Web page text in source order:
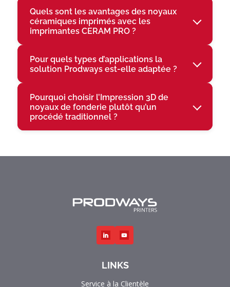
Quels sont les avantages des noyaux
céramiques imprimés avec les
imprimantes CERAM PRO ?
Pour quels types d’applications la
solution Prodways est-elle adaptée ?
Pourquoi choisir l’Impression 3D de
noyaux de fonderie plutôt qu’un
procédé traditionnel ?
LINKS
Service à la Clientèle